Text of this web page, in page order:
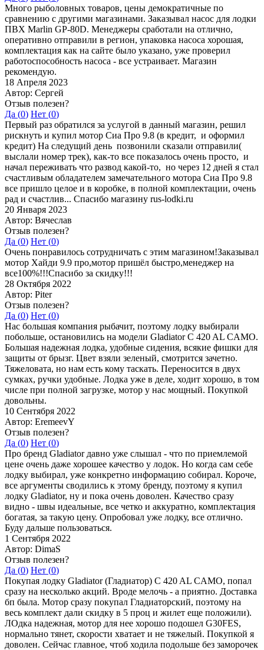
Много рыболовных товаров, цены демократичные по
сравнению с другими магазинами. Заказывал насос для лодки
ПВХ Marlin GP-80D. Менеджеры сработали на отлично,
оперативно отправили в регион, упаковка насоса хорошая,
комплектация как на сайте было указано, уже проверил
работоспособность насоса - все устраивает. Магазин
рекомендую.
18 Апреля 2023
Автор: Сергей
Отзыв полезен?
Да (0) Нет (0)
Первый раз обратился за услугой в данный магазин, решил
рискнуть и купил мотор Сиа Про 9.8 (в кредит, и оформил
кредит) На следущий день позвонили сказали отправили(
выслали номер трек), как-то все показалось очень просто, и
начал переживать что развод какой-то, но через 12 дней я стал
счастливым обладателем замечательного мотора Сиа Про 9.8
все пришло целое и в коробке, в полной комплектации, очень
рад и счастлив... Спасибо магазину rus-lodki.ru
20 Января 2023
Автор: Вячеслав
Отзыв полезен?
Да (0) Нет (0)
Очень понравилось сотрудничать с этим магазином!Заказывал
мотор Хайди 9.9 про,мотор пришёл быстро,менеджер на
все100%!!!Спасибо за скидку!!!
28 Октября 2022
Автор: Piter
Отзыв полезен?
Да (0) Нет (0)
Нас большая компания рыбачит, поэтому лодку выбирали
побольше, остановились на модели Gladiator C 420 AL CAMO.
Большая надежная лодка, удобные сидения, всякие фишки для
защиты от брызг. Цвет взяли зеленый, смотрится зачетно.
Тяжеловата, но нам есть кому таскать. Переносится в двух
сумках, ручки удобные. Лодка уже в деле, ходит хорошо, в том
числе при полной загрузке, мотор у нас мощный. Покупкой
довольны.
10 Сентября 2022
Автор: EremeevY
Отзыв полезен?
Да (0) Нет (0)
Про бренд Gladiator давно уже слышал - что по приемлемой
цене очень даже хорошее качество у лодок. Но когда сам себе
лодку выбирал, уже конкретно информацию собирал. Короче,
все аргументы сводились к этому бренду, поэтому я купил
лодку Gladiator, ну и пока очень доволен. Качество сразу
видно - швы идеальные, все четко и аккуратно, комплектация
богатая, за такую цену. Опробовал уже лодку, все отлично.
Буду дальше пользоваться.
1 Сентября 2022
Автор: DimaS
Отзыв полезен?
Да (0) Нет (0)
Покупая лодку Gladiator (Гладиатор) C 420 AL CAMO, попал
сразу на несколько акций. Вроде мелочь - а приятно. Доставка
бп была. Мотор сразу покупал Гладиаторский, поэтому на
весь комплект дали скидку в 5 проц и жилет еще положили).
ЛОдка надежная, мотор для нее хорошо подошел G30FES,
нормально тянет, скорости хватает и не тяжелый. Покупкой я
доволен. Сейчас главное, чтоб ходила подольше без заморочек